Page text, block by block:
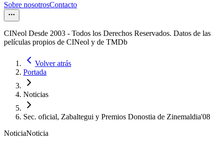
Sobre nosotrosContacto
CINeol Desde 2003 - Todos los Derechos Reservados. Datos de las
películas propios de CINeol y de TMDb
Volver atrás
Portada
Noticias
Sec. oficial, Zabaltegui y Premios Donostia de Zinemaldia'08
NoticiaNoticia